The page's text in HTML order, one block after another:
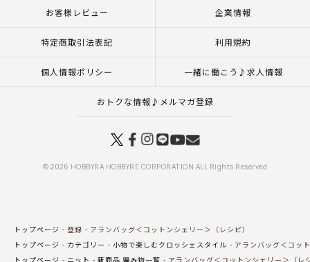
お客様レビュー 企業情報
特定商取引法表記 利用規約
個人情報ポリシー 一緒に働こう♪求人情報
おトクな情報♪メルマガ登録
© 2026 HOBBYRA HOBBYRE CORPORATION ALL Rights Reserved
トップページ 登録
アランバッグ＜コットンシェリー＞（レシピ）
トップページ
カテゴリー 小物で楽しむクロッシェスタイル
アランバッグ＜コッ
トップページ
ニット 新商品 編み物一覧 アランバッグ＜コットンシェリー＞（レ